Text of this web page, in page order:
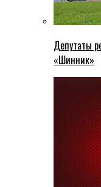
Депутаты
«Шинник»